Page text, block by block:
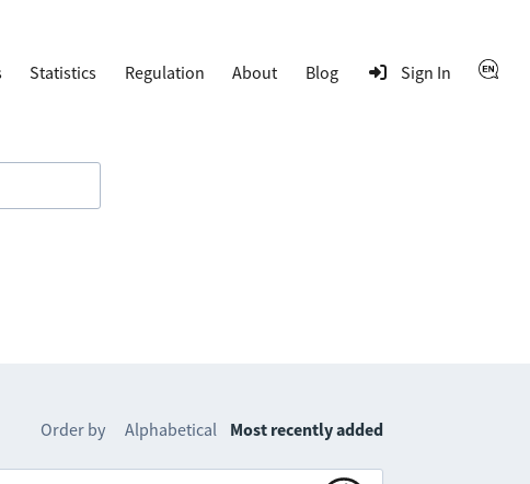
Statistics Regulation About Blog Sign In
Order by Alphabetical Most recently added